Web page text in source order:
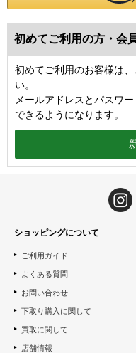
初めてご利用の方・会
初めてご利用のお客様は
い。
メールアドレスとパスワ
できるようになります。
ショッピングについて
ご利用ガイド
よくある質問
お問い合わせ
下取り購入に関して
買取に関して
店舗情報